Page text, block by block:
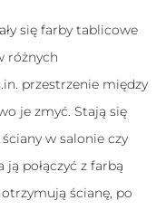
się farby tablicowe
różnych
przestrzenie między
je zmyć. Stają się
w salonie czy
połączyć z farbą
ścianę, po